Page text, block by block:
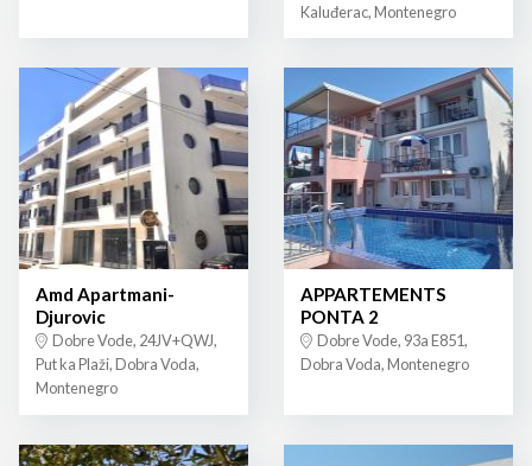
Kaluđerac, Montenegro
Amd Apartmani-
Djurovic
Dobre Vode, 24JV+QWJ,
Put ka Plaži, Dobra Voda,
Montenegro
APPARTEMENTS
PONTA 2
Dobre Vode, 93a E851,
Dobra Voda, Montenegro